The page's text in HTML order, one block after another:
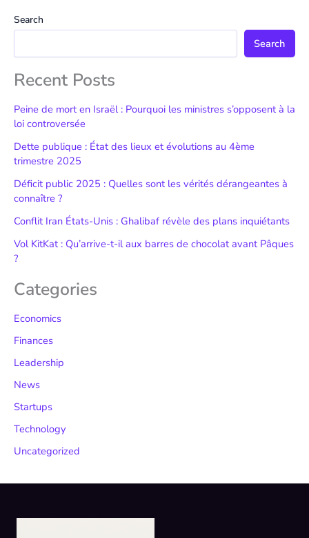
Search
Search
Recent Posts
Peine de mort en Israël : Pourquoi les ministres s’opposent à la
loi controversée
Dette publique : État des lieux et évolutions au 4ème
trimestre 2025
Déficit public 2025 : Quelles sont les vérités dérangeantes à
connaître ?
Conflit Iran États-Unis : Ghalibaf révèle des plans inquiétants
Vol KitKat : Qu’arrive-t-il aux barres de chocolat avant Pâques
?
Categories
Economics
Finances
Leadership
News
Startups
Technology
Uncategorized